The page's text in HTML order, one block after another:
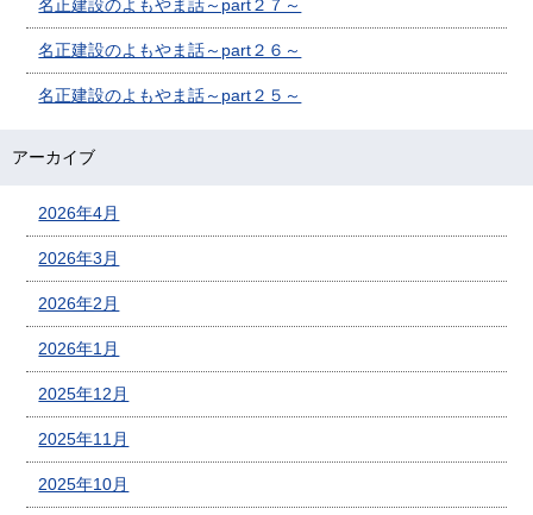
名正建設のよもやま話～part２７～
名正建設のよもやま話～part２６～
名正建設のよもやま話～part２５～
アーカイブ
2026年4月
2026年3月
2026年2月
2026年1月
2025年12月
2025年11月
2025年10月